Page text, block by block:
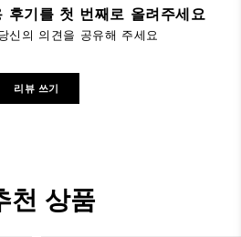
후기를 첫 번째로 올려주세요
신의 의견을 공유해 주세요
리뷰 쓰기
천 상품